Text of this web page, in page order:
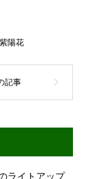
陽花
ライトアップ